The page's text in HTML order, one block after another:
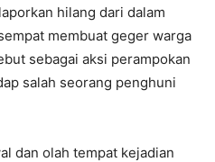
hilang dari dalam
membuat geger warga
sebagai aksi perampokan
salah seorang penghuni
dan olah tempat kejadian